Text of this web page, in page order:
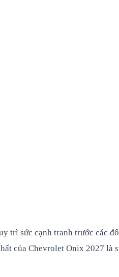
trì sức cạnh tranh trước các
của Chevrolet Onix 2027 là